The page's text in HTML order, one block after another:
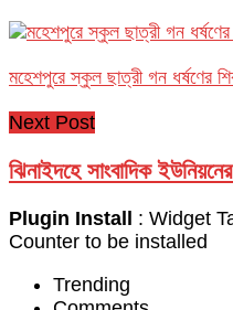
মহেশপুরে স্কুল ছাত্রী গন ধর্ষণের
Next Post
ঝিনাইদহে সাংবাদিক
Plugin Install : Widget
Counter to be installed
Trending